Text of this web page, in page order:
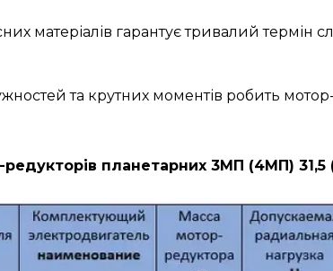
матеріалів гарантує тривалий термін
та крутних моментів робить
планетарних 3МП (4МП) 31,5